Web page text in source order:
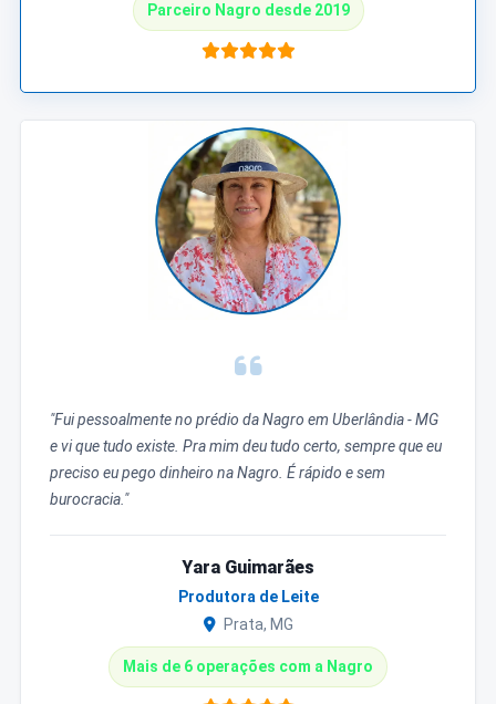
Parceiro Nagro desde 2019
"Fui pessoalmente no prédio da Nagro em Uberlândia - MG
e vi que tudo existe. Pra mim deu tudo certo, sempre que eu
preciso eu pego dinheiro na Nagro. É rápido e sem
burocracia."
Yara Guimarães
Produtora de Leite
Prata, MG
Mais de 6 operações com a Nagro